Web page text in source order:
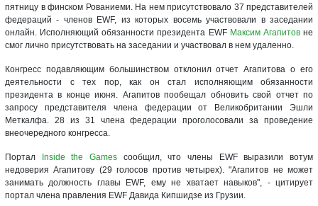
пятницу в финском Рованиеми. На нем присутствовало 37 представителей
федераций - членов EWF, из которых восемь участвовали в заседании
онлайн. Исполняющий обязанности президента EWF Максим Агапитовне
смог лично присутствовать на заседании и участвовал в нем удаленно.
Конгресс подавляющим большинством отклонил отчет Агапитова о его
деятельности с тех пор, как он стал исполняющим обязанности
президента в конце июня. Агапитов пообещал обновить свой отчет по
запросу представителя члена федерации от Великобритании Эшли
Меткалфа. 28 из 31 члена федерации проголосовали за проведение
внеочередного конгресса.
Портал Inside the Games сообщил, что члены EWF выразили вотум
недоверия Агапитову (29 голосов против четырех). "Агапитов не может
занимать должность главы EWF, ему не хватает навыков", - цитирует
портал члена правления EWF Давида Кипшидзе из Грузии.